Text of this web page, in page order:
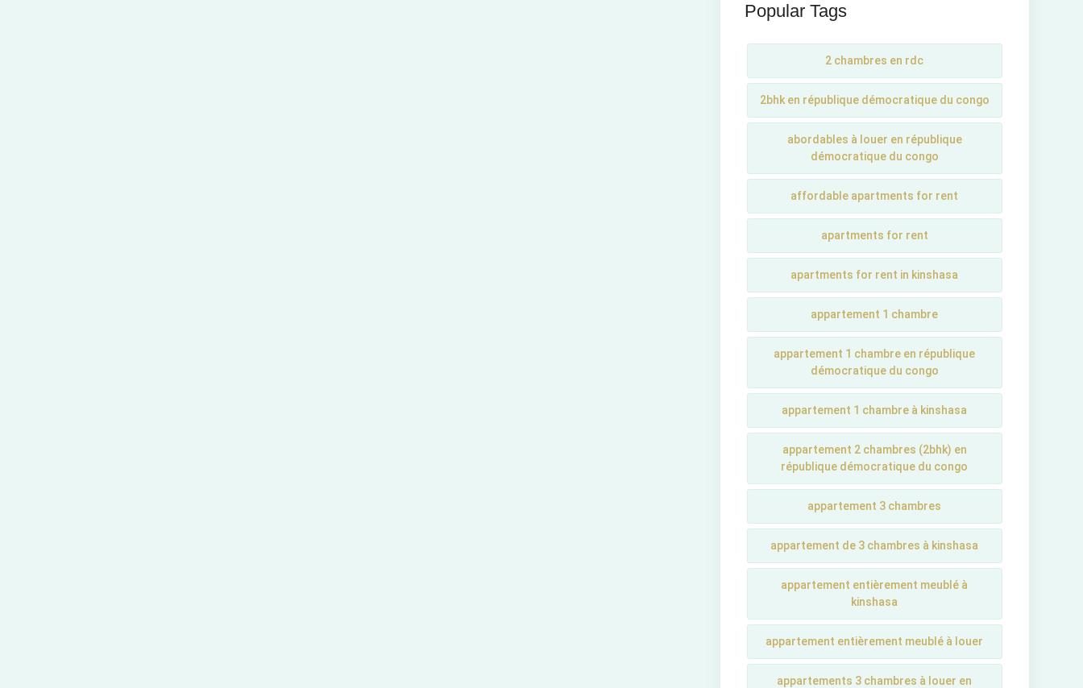
Popular Tags
2 chambres en rdc
2bhk en république démocratique du congo
abordables à louer en république
démocratique du congo
affordable apartments for rent
apartments for rent
apartments for rent in kinshasa
appartement 1 chambre
appartement 1 chambre en république
démocratique du congo
appartement 1 chambre à kinshasa
appartement 2 chambres (2bhk) en
république démocratique du congo
appartement 3 chambres
appartement de 3 chambres à kinshasa
appartement entièrement meublé à
kinshasa
appartement entièrement meublé à louer
appartements 3 chambres à louer en